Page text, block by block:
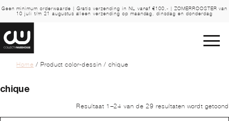
Geen minimum orderwaarde | Gratis verzending in NL vanaf €100,- | ZOMERROOSTER van
10 juli t/m 21 augustus alleen verzending op maandag, dinsdag en donderdag
Home / Product color-dessin / chique
chique
Resultaat 1–24 van de 29 resultaten wordt getoond